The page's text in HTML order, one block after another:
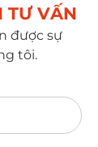
TƯ VẤN​
được sự
tôi.